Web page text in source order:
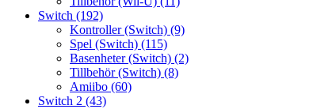
Switch (192)
Kontroller (Switch) (9)
Spel (Switch) (115)
Basenheter (Switch) (2)
Tillbehör (Switch) (8)
Amiibo (60)
Switch 2 (43)